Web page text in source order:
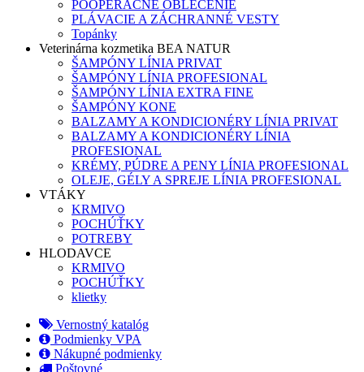
POOPERAČNÉ OBLEČENIE
PLÁVACIE A ZÁCHRANNÉ VESTY
Topánky
Veterinárna kozmetika BEA NATUR
ŠAMPÓNY LÍNIA PRIVAT
ŠAMPÓNY LÍNIA PROFESIONAL
ŠAMPÓNY LÍNIA EXTRA FINE
ŠAMPÓNY KONE
BALZAMY A KONDICIONÉRY LÍNIA PRIVAT
BALZAMY A KONDICIONÉRY LÍNIA
PROFESIONAL
KRÉMY, PÚDRE A PENY LÍNIA PROFESIONAL
OLEJE, GÉLY A SPREJE LÍNIA PROFESIONAL
VTÁKY
KRMIVO
POCHÚŤKY
POTREBY
HLODAVCE
KRMIVO
POCHÚŤKY
klietky
Vernostný katalóg
Podmienky VPA
Nákupné podmienky
Poštovné